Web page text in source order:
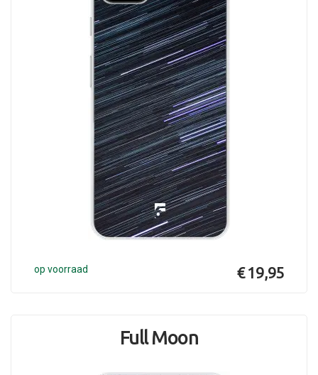
op voorraad € 19,95
Full Moon